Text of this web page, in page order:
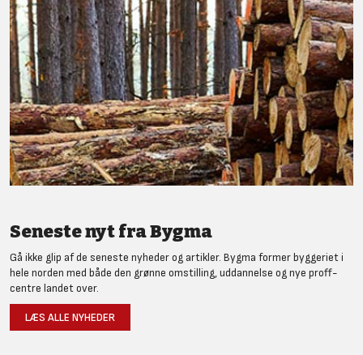
Seneste nyt fra Bygma
Gå ikke glip af de seneste nyheder og artikler. Bygma former byggeriet i
hele norden med både den grønne omstilling, uddannelse og nye proff-
centre landet over.
LÆS ALLE NYHEDER